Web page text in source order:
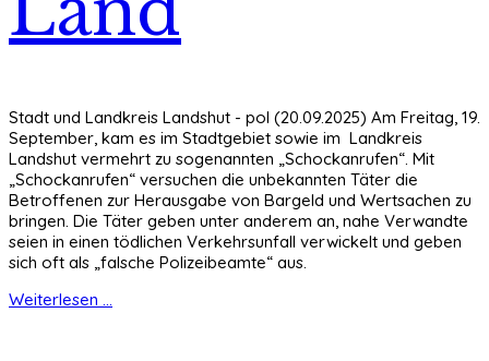
Stadt und Landkreis Landshut - pol (20.09.2025) Am Freitag, 19.
September, kam es im Stadtgebiet sowie im Landkreis
Landshut vermehrt zu sogenannten „Schockanrufen“. Mit
„Schockanrufen“ versuchen die unbekannten Täter die
Betroffenen zur Herausgabe von Bargeld und Wertsachen zu
bringen. Die Täter geben unter anderem an, nahe Verwandte
seien in einen tödlichen Verkehrsunfall verwickelt und geben
sich oft als „falsche Polizeibeamte“ aus.
Weiterlesen ...